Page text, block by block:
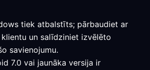
tiek atbalstīts; pārbaudiet ar
un salīdziniet izvēlēto
savienojumu.
7.0 vai jaunāka versija ir